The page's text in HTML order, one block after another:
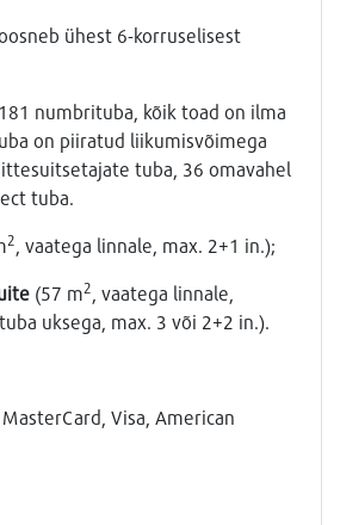
ühest 6-korruselisest
numbrituba, kõik toad on ilma
on piiratud liikumisvõimega
tuba, 36 omavahel
tuba.
2 , vaatega linnale, max. 2+1 in.);
(57 m2
, vaatega linnale,
uksega, max. 3 või 2+2 in.).
MasterCard, Visa, American